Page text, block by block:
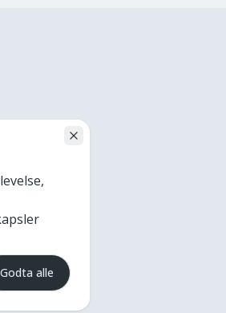
Godta alle